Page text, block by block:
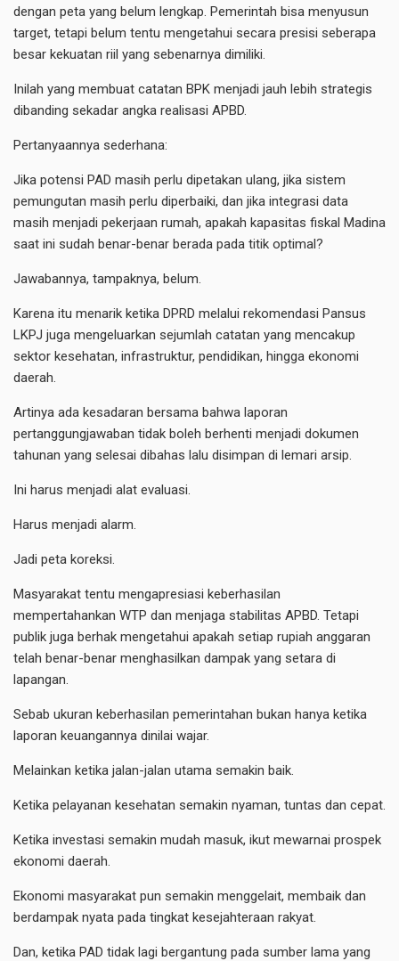
dengan peta yang belum lengkap. Pemerintah bisa menyusun
target, tetapi belum tentu mengetahui secara presisi seberapa
besar kekuatan riil yang sebenarnya dimiliki.
Inilah yang membuat catatan BPK menjadi jauh lebih strategis
dibanding sekadar angka realisasi APBD.
Pertanyaannya sederhana:
Jika potensi PAD masih perlu dipetakan ulang, jika sistem
pemungutan masih perlu diperbaiki, dan jika integrasi data
masih menjadi pekerjaan rumah, apakah kapasitas fiskal Madina
saat ini sudah benar-benar berada pada titik optimal?
Jawabannya, tampaknya, belum.
Karena itu menarik ketika DPRD melalui rekomendasi Pansus
LKPJ juga mengeluarkan sejumlah catatan yang mencakup
sektor kesehatan, infrastruktur, pendidikan, hingga ekonomi
daerah.
Artinya ada kesadaran bersama bahwa laporan
pertanggungjawaban tidak boleh berhenti menjadi dokumen
tahunan yang selesai dibahas lalu disimpan di lemari arsip.
Ini harus menjadi alat evaluasi.
Harus menjadi alarm.
Jadi peta koreksi.
Masyarakat tentu mengapresiasi keberhasilan
mempertahankan WTP dan menjaga stabilitas APBD. Tetapi
publik juga berhak mengetahui apakah setiap rupiah anggaran
telah benar-benar menghasilkan dampak yang setara di
lapangan.
Sebab ukuran keberhasilan pemerintahan bukan hanya ketika
laporan keuangannya dinilai wajar.
Melainkan ketika jalan-jalan utama semakin baik.
Ketika pelayanan kesehatan semakin nyaman, tuntas dan cepat.
Ketika investasi semakin mudah masuk, ikut mewarnai prospek
ekonomi daerah.
Ekonomi masyarakat pun semakin menggelait, membaik dan
berdampak nyata pada tingkat kesejahteraan rakyat.
Dan, ketika PAD tidak lagi bergantung pada sumber lama yang